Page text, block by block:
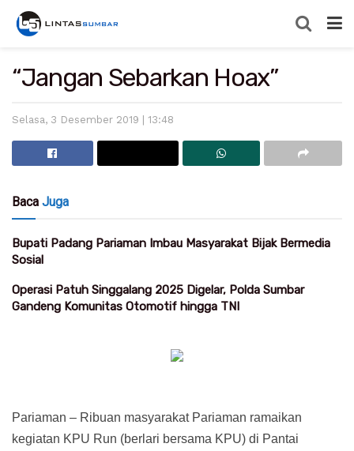
“Jangan Sebarkan Hoax”
Selasa, 3 Desember 2019 | 13:48
Baca Juga
Bupati Padang Pariaman Imbau Masyarakat Bijak Bermedia
Sosial
Operasi Patuh Singgalang 2025 Digelar, Polda Sumbar
Gandeng Komunitas Otomotif hingga TNI
Pariaman – Ribuan masyarakat Pariaman ramaikan
kegiatan KPU Run (berlari bersama KPU) di Pantai